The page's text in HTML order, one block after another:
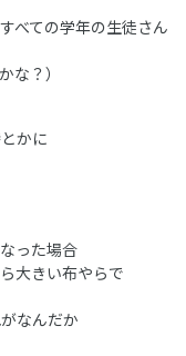
べての学年の生徒さん
な？）
かに
った場合
大きい布やらで
なんだか